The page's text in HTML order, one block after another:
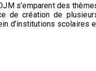
s’emparent des
de création de
d’institutions scolaires